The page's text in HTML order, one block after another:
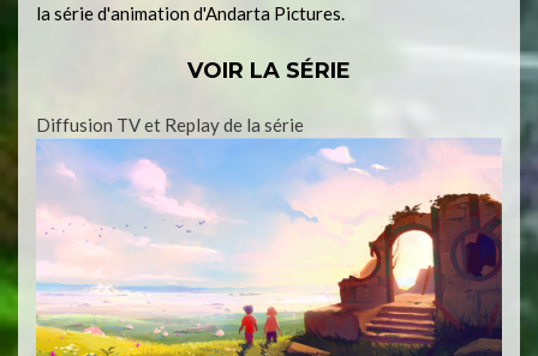
la série d'animation d'Andarta Pictures.
VOIR LA SÉRIE
Diffusion TV et Replay de la série